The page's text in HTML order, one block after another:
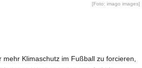
[Foto: imago images]
Klimaschutz im Fußball zu forcieren,